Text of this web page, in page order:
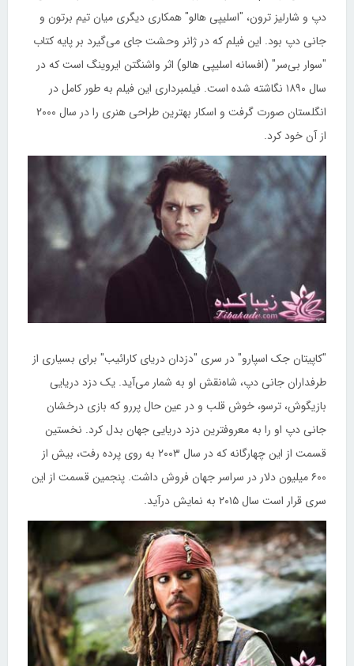
دپ و شارلیز ترون، "اسلیپی هالو" همکاری دیگری میان تیم برتون و
جانی دپ بود. این فیلم که در ژانر وحشت جای می‌گیرد بر پایه کتاب
"سوار بی‌سر" (افسانه اسلیپی هالو) اثر واشنگتن ایروینگ است که در
سال ۱۸۹۰ نگاشته شده است. فیلمبرداری این فیلم به طور کامل در
انگلستان صورت گرفت و اسکار بهترین طراحی هنری را در سال ۲۰۰۰
از آن خود کرد.
"کاپیتان جک اسپارو" در سری "دزدان دریای کارائیب" برای بسیاری از
طرفداران جانی دپ، شاه‌نقش او به شمار می‌آید. یک دزد دریایی
بازیگوش، ترسو، خوش قلب و در عین حال پررو که بازی درخشان
جانی دپ او را به معروفترین دزد دریایی جهان بدل کرد. نخستین
قسمت از این چهار‌گانه که در سال ۲۰۰۳ به روی پرده رفت، بیش از
۶۰۰ میلیون دلار در سراسر جهان فروش داشت. پنجمین قسمت از این
سری قرار است سال ۲۰۱۵ به نمایش درآید.